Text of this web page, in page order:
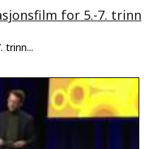
for 5.-7. trinn
trinn...